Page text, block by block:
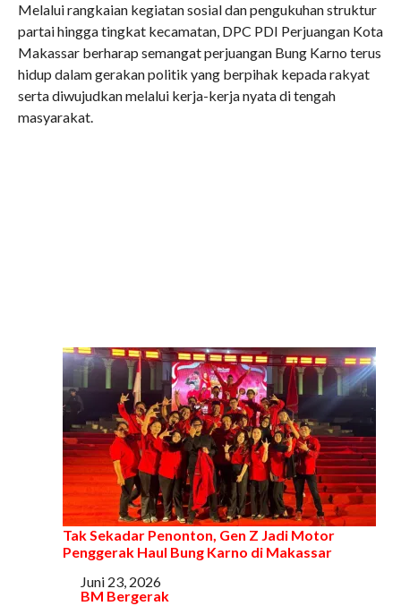
Melalui rangkaian kegiatan sosial dan pengukuhan struktur
partai hingga tingkat kecamatan, DPC PDI Perjuangan Kota
Makassar berharap semangat perjuangan Bung Karno terus
hidup dalam gerakan politik yang berpihak kepada rakyat
serta diwujudkan melalui kerja-kerja nyata di tengah
masyarakat.
Tak Sekadar Penonton, Gen Z Jadi Motor
Penggerak Haul Bung Karno di Makassar
Tanggal
Juni 23, 2026
Sehubungan dengan
BM Bergerak